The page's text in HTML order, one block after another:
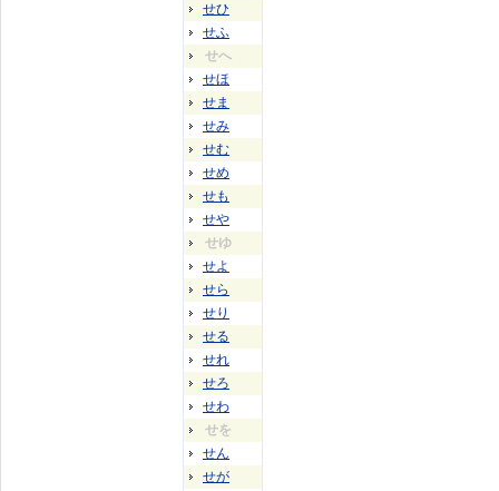
せひ
せふ
せへ
せほ
せま
せみ
せむ
せめ
せも
せや
せゆ
せよ
せら
せり
せる
せれ
せろ
せわ
せを
せん
せが